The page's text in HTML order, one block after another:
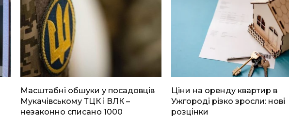
Масштабні обшуки у посадовців
Мукачівському ТЦК і ВЛК –
незаконно списано 1000
Ціни на оренду квартир в
Ужгороді різко зросли: нові
розцінки